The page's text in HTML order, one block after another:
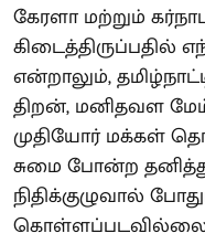
கேரளா மற்றும்
என்றாலும்,
திறன், மனிதவள
முதியோர் மக்கள்
சுமை போன்ற
நிதிக்குழுவால்